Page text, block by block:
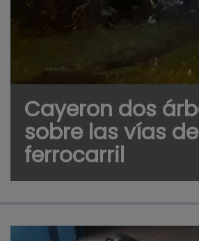
Cayeron dos
sobre las vías
ferrocarril